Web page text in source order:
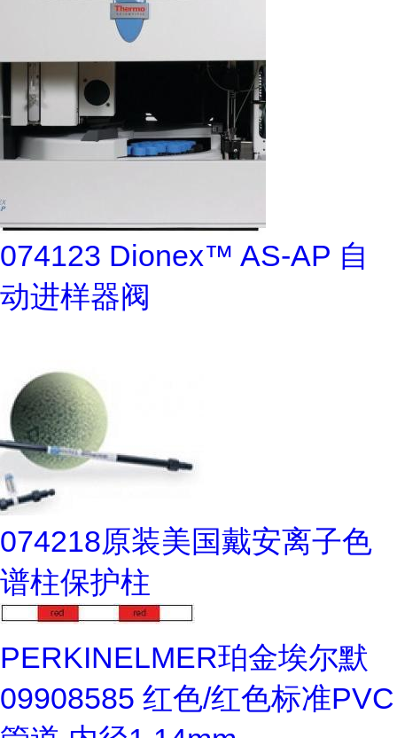
074123 Dionex™ AS-AP 自
动进样器阀
074218原装美国戴安离子色
谱柱保护柱
PERKINELMER珀金埃尔默
09908585 红色/红色标准PVC